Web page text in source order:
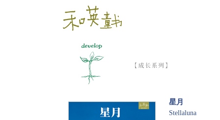
星月
Stellaluna